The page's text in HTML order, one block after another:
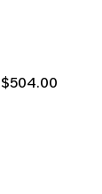
格 促銷價